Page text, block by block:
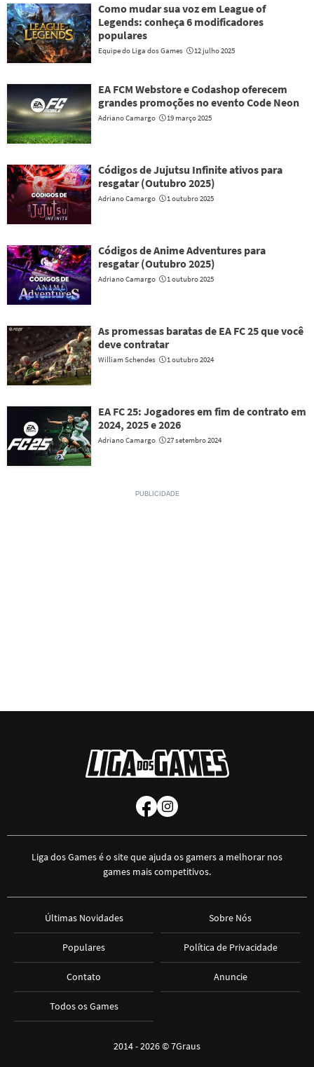
Como mudar sua voz em League of
Legends: conheça 6 modificadores
populares
Equipe do Liga dos Games 12 julho 2025
EA FCM Webstore e Codashop oferecem
grandes promoções no evento Code Neon
Adriano Camargo 19 março 2025
Códigos de Jujutsu Infinite ativos para
resgatar (Outubro 2025)
Adriano Camargo 1 outubro 2025
Códigos de Anime Adventures para
resgatar (Outubro 2025)
Adriano Camargo 1 outubro 2025
As promessas baratas de EA FC 25 que você
deve contratar
William Schendes 1 outubro 2024
EA FC 25: Jogadores em fim de contrato em
2024, 2025 e 2026
Adriano Camargo 27 setembro 2024
Liga dos Games é o site que ajuda os gamers a melhorar nos
games mais competitivos.
Últimas Novidades
Populares
Contato
Todos os Games
Sobre Nós
Política de Privacidade
Anuncie
2014 - 2026 ©7Graus